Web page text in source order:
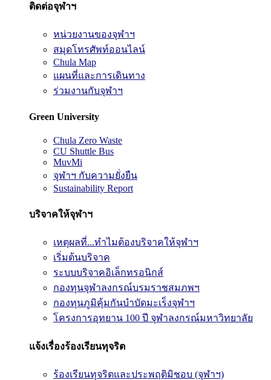
ติดต่อจุฬาฯ
หน่วยงานของจุฬาฯ
สมุดโทรศัพท์ออนไลน์
Chula Map
แผนที่และการเดินทาง
ร่วมงานกับจุฬาฯ
Green University
Chula Zero Waste
CU Shuttle Bus
MuvMi
จุฬาฯ กับความยั่งยืน
Sustainability Report
บริจาคให้จุฬาฯ
เหตุผลที่...ทำไมต้องบริจาคให้จุฬาฯ
เริ่มต้นบริจาค
ระบบบริจาคอิเล็กทรอนิกส์
กองทุนจุฬาลงกรณ์บรมราชสมภพฯ
กองทุนภูมิคุ้มกันบำบัดมะเร็งจุฬาฯ
โครงการอุทยาน 100 ปี จุฬาลงกรณ์มหาวิทยาลัย
แจ้งเรื่องร้องเรียนทุจริต
ร้องเรียนทุจริตและประพฤติมิชอบ (จุฬาฯ)